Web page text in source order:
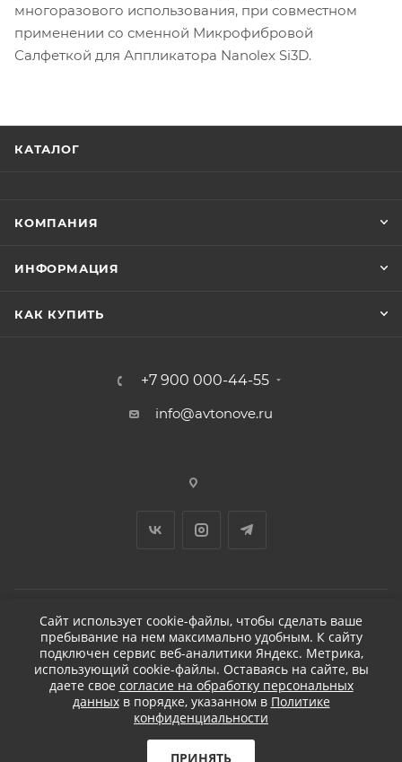
многоразового использования, при совместном
применении со сменной Микрофибровой
Салфеткой для Аппликатора Nanolex Si3D.
Бесплатная доставка
КАТАЛОГ
КОМПАНИЯ
ИНФОРМАЦИЯ
КАК КУПИТЬ
+7 900 000-44-55
info@avtonove.ru
2026 © ДЕТЕЙЛИНГ-МАРКЕТ АВТОНОВЬЕ
Сайт использует cookie-файлы, чтобы сделать ваше
пребывание на нем максимально удобным. К cайту
подключен сервис веб-аналитики Яндекс. Метрика,
использующий cookie-файлы. Оставаясь на сайте, вы
даете свое согласие на обработку персональных
данныхв порядке, указанном в Политике
конфиденциальности
ПРИНЯТЬ